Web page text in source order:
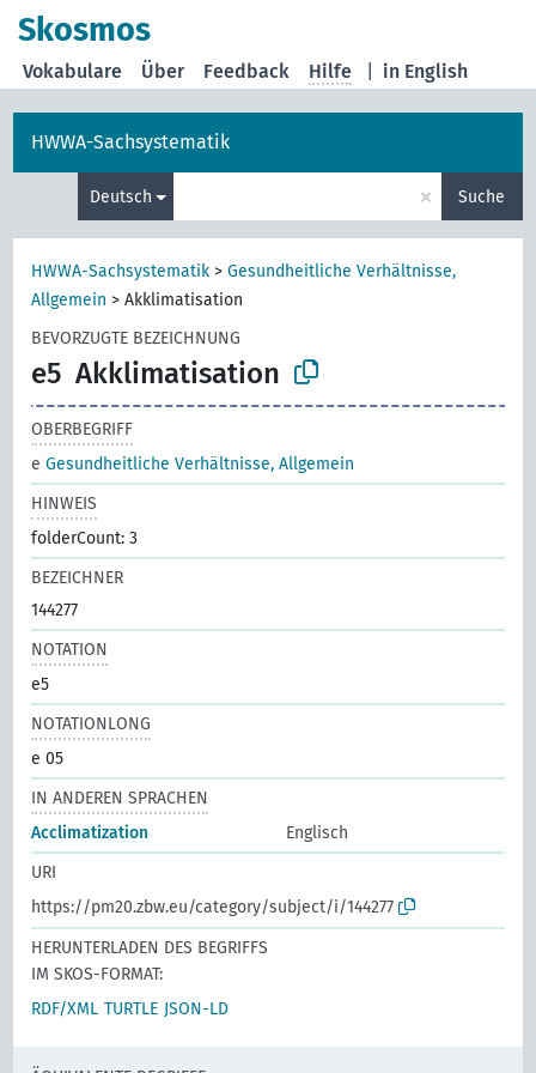
Skosmos
in English
Vokabulare Über Feedback Hilfe
HWWA-Sachsystematik
Deutsch × Suche
HWWA-Sachsystematik >Gesundheitliche Verhältnisse,
Allgemein >Akklimatisation
BEVORZUGTE BEZEICHNUNG
e5 Akklimatisation
OBERBEGRIFF
eGesundheitliche Verhältnisse, Allgemein
HINWEIS
folderCount: 3
BEZEICHNER
144277
NOTATION
e5
NOTATIONLONG
e 05
IN ANDEREN SPRACHEN
Acclimatization
Englisch
URI
https://pm20.zbw.eu/category/subject/i/144277
HERUNTERLADEN DES BEGRIFFS
IM SKOS-FORMAT:
RDF/XML TURTLE JSON-LD